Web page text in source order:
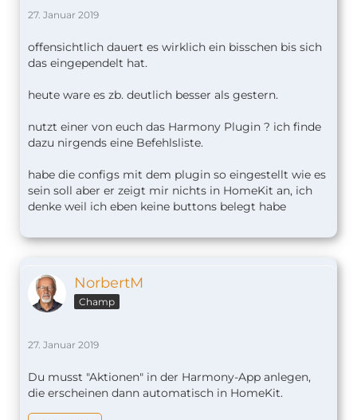
27. Januar 2019
offensichtlich dauert es wirklich ein bisschen bis sich
das eingependelt hat.
heute ware es zb. deutlich besser als gestern.
nutzt einer von euch das Harmony Plugin ? ich finde
dazu nirgends eine Befehlsliste.
habe die configs mit dem plugin so eingestellt wie es
sein soll aber er zeigt mir nichts in HomeKit an, ich
denke weil ich eben keine buttons belegt habe
NorbertM
Champ
27. Januar 2019
Du musst "Aktionen" in der Harmony-App anlegen,
die erscheinen dann automatisch in HomeKit.